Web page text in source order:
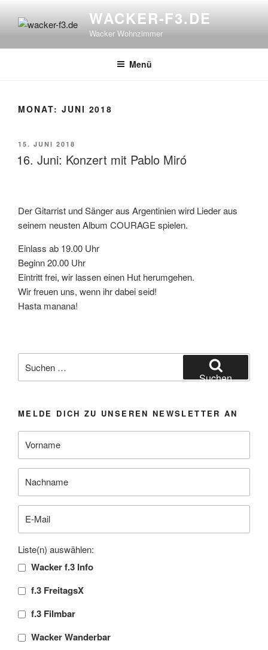
Inhalt
WACKER-F3.DE
Wacker Wohnzimmer
Menü
MONAT: JUNI 2018
VERÖFFENTLICHT
AM
15. JUNI 2018
16. Juni: Konzert mit Pablo Miró
Der Gitarrist und Sänger aus Argentinien wird Lieder aus
seinem neusten Album COURAGE spielen.
Einlass ab 19.00 Uhr
Beginn 20.00 Uhr
Eintritt frei, wir lassen einen Hut herumgehen.
Wir freuen uns, wenn ihr dabei seid!
Hasta manana!
nach:
Suchen
MELDE DICH ZU UNSEREN NEWSLETTER AN
Liste(n) auswählen:
Wacker f.3 Info
f.3 FreitagsX
f.3 Filmbar
Wacker Wanderbar